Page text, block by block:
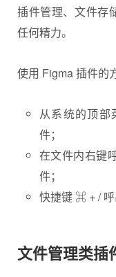
插件管理、文件存
任何精力。
使用 Figma 插件的
从系统的顶部
件；
在文件内右键
件；
快捷键 ⌘ + / 呼
文件管理类插